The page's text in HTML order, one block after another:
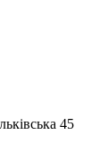
45